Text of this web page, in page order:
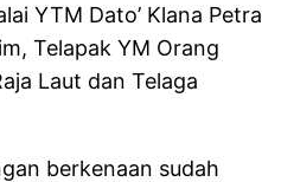
YTM Dato’ Klana Petra
Telapak YM Orang
Laut dan Telaga
berkenaan sudah